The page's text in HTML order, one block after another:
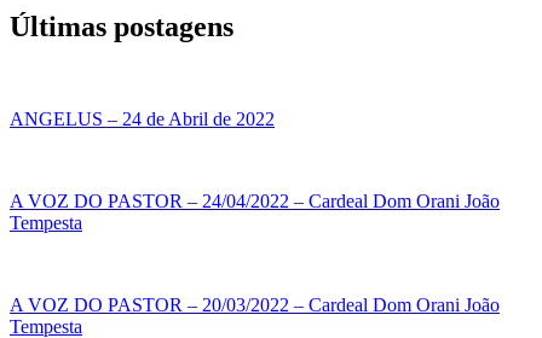
Últimas postagens
ANGELUS – 24 de Abril de 2022
A VOZ DO PASTOR – 24/04/2022 – Cardeal Dom Orani João
Tempesta
A VOZ DO PASTOR – 20/03/2022 – Cardeal Dom Orani João
Tempesta